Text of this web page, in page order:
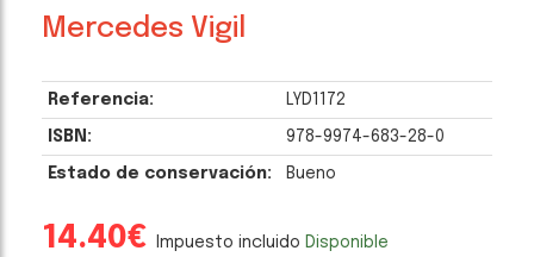
Mercedes Vigil
Referencia: LYD1172
ISBN: 978-9974-683-28-0
Estado de conservación: Bueno
14.40€ Impuesto incluido Disponible